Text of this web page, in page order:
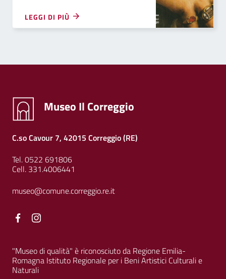
LEGGI DI PIÙ
Museo Il Correggio
C.so Cavour 7, 42015 Correggio (RE)
Tel. 0522 691806
Cell. 331.4006441
museo@comune.correggio.re.it
Facebook
"Museo di qualità" è riconosciuto da Regione Emilia-
Romagna Istituto Regionale per i Beni Artistici Culturali e
Naturali